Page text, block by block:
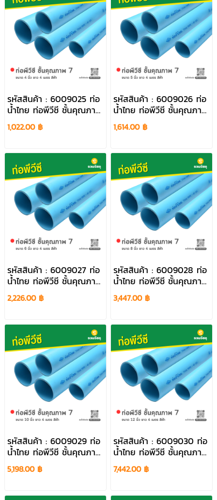
รหัสสินค้า : 6009025 ท่อ
น้ำไทย ท่อพีวีซี ชั้นคุณภาพ
7 ขนาด 4 นิ้ว ยาว 4 เมตร
สีฟ้า
1,022.00 ฿
รหัสสินค้า : 6009026 ท่อ
น้ำไทย ท่อพีวีซี ชั้นคุณภาพ
7 ขนาด 5 นิ้ว ยาว 4 เมตร
สีฟ้า
1,614.00 ฿
รหัสสินค้า : 6009027 ท่อ
น้ำไทย ท่อพีวีซี ชั้นคุณภาพ
7 ขนาด 6 นิ้ว ยาว 4 เมตร
สีฟ้า
2,226.00 ฿
รหัสสินค้า : 6009028 ท่อ
น้ำไทย ท่อพีวีซี ชั้นคุณภาพ
7 ขนาด 8 นิ้ว ยาว 4
เมตร สีฟ้า
3,447.00 ฿
รหัสสินค้า : 6009029 ท่อ
น้ำไทย ท่อพีวีซี ชั้นคุณภาพ
7 ขนาด 10 นิ้ว ยาว 4
เมตร สีฟ้า
5,198.00 ฿
รหัสสินค้า : 6009030 ท่อ
น้ำไทย ท่อพีวีซี ชั้นคุณภาพ
7 ขนาด 12 นิ้ว ยาว 4
เมตร สีฟ้า
7,442.00 ฿